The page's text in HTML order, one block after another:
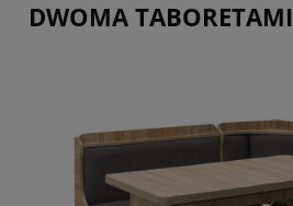
DWOMA TABORETAMI